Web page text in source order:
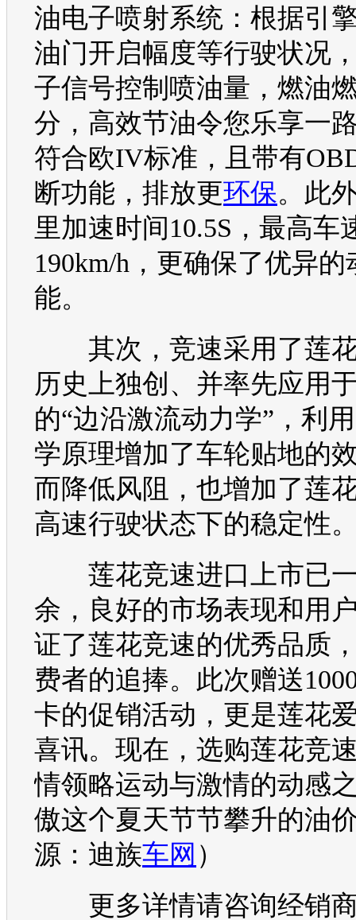
油电子喷射系统：根据引
油门开启幅度等行驶状况
子信号控制喷油量，燃油
分，高效节油令您乐享一
符合欧IV标准，且带有
断功能，排放更环保。此
里加速时间10.5S，最高车
190km/h，更确保了优异的
能。
其次，竞速采用了莲
历史上独创、并率先应用
的“边沿激流动力学”，利
学原理增加了车轮贴地的
而降低风阻，也增加了莲
高速行驶状态下的稳定性
莲花竞速进口上市已
余，良好的市场表现和用
证了莲花竞速的优秀品质
费者的追捧。此次赠送
卡的促销活动，更是莲花
喜讯。现在，选购莲花竞
情领略运动与激情的动感
傲这个夏天节节攀升的油
源：迪族车网 ）
更多详情请咨询经销